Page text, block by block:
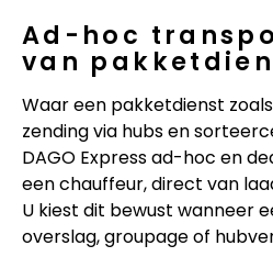
Ad-hoc
van
Waar een pakketdienst zoals
zending via hubs en
DAGO Express ad-hoc en
een chauffeur, direct van
U kiest dit bewust wanneer
overslag, groupage of